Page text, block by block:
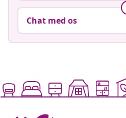
Chat med os